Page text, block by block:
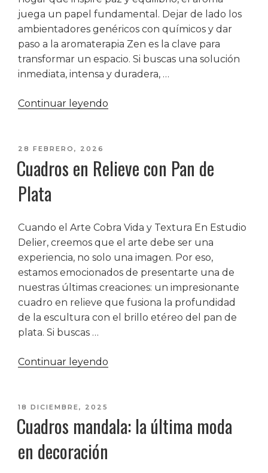
juega un papel fundamental. Dejar de lado los
ambientadores genéricos con químicos y dar
paso a la aromaterapia Zen es la clave para
transformar un espacio. Si buscas una solución
inmediata, intensa y duradera, …
Continuar leyendo
Ambientadores
Espray
Delier
Parfums
y
el
Secreto
del
Bienestar
PUBLICADO
28 FEBRERO, 2026
Cuadros en Relieve con Pan de
Plata
Cuando el Arte Cobra Vida y Textura En Estudio
Delier, creemos que el arte debe ser una
experiencia, no solo una imagen. Por eso,
estamos emocionados de presentarte una de
nuestras últimas creaciones: un impresionante
cuadro en relieve que fusiona la profundidad
de la escultura con el brillo etéreo del pan de
plata. Si buscas …
Continuar leyendo
Pan
de
PUBLICADO
18 DICIEMBRE, 2025
Cuadros mandala: la última moda
en decoración